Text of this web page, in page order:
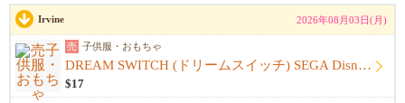
Irvine 2026年08月03日(月)
売 子供服・おもちゃ
DREAM SWITCH (ドリームスイッチ) SEGA Disney ソフト付
$17